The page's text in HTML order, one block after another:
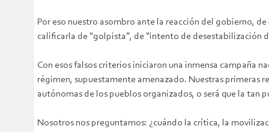
Por eso nuestro asombro ante la reacción del gobierno,
calificarla de “golpista”, de “intento de desestabilización
Con esos falsos criterios iniciaron una inmensa campaña
régimen, supuestamente amenazado. Nuestras primeras
autónomas de los pueblos organizados, o será que la
Nosotros nos preguntamos: ¿cuándo la crítica, la